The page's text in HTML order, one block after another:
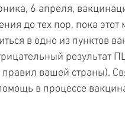
6 апреля,
до тех пор, пока
в одно из пунктов
результат
правил вашей страны).
в процессе